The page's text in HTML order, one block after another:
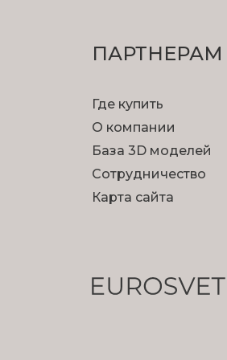
ПАРТНЕРАМ
Где купить
О компании
База 3D моделей
Сотрудничество
Карта сайта